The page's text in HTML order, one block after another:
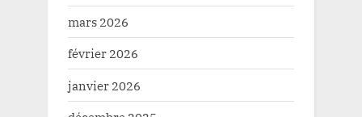
mars 2026
février 2026
janvier 2026